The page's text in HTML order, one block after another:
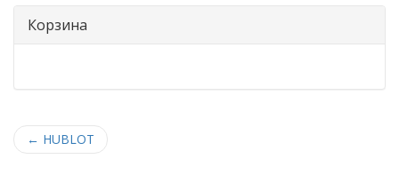
Корзина
← HUBLOT